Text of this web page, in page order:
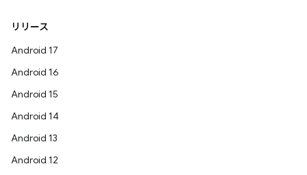
リリース
Android 17
Android 16
Android 15
Android 14
Android 13
Android 12